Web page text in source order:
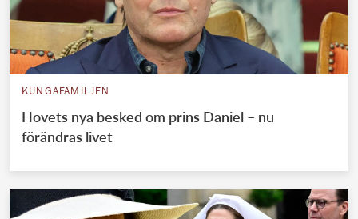
KUNGAFAMILJEN
Hovets nya besked om prins Daniel – nu
förändras livet